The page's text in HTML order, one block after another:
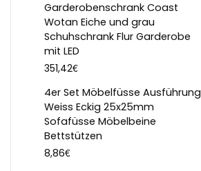
Garderobenschrank Coast
Wotan Eiche und grau
Schuhschrank Flur Garderobe
mit LED
351,42€
4er Set Möbelfüsse Ausführung
Weiss Eckig 25x25mm
Sofafüsse Möbelbeine
Bettstützen
8,86€